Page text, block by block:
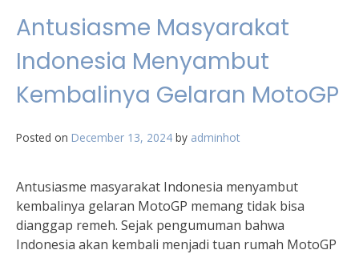
Antusiasme Masyarakat
Indonesia Menyambut
Kembalinya Gelaran MotoGP
Posted on December 13, 2024 by adminhot
Antusiasme masyarakat Indonesia menyambut
kembalinya gelaran MotoGP memang tidak bisa
dianggap remeh. Sejak pengumuman bahwa
Indonesia akan kembali menjadi tuan rumah MotoGP